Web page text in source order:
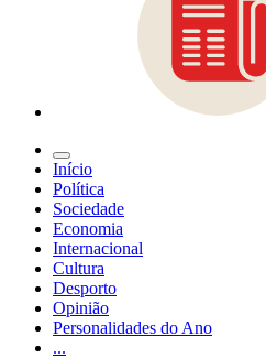
Início
Política
Sociedade
Economia
Internacional
Cultura
Desporto
Opinião
Personalidades do Ano
...